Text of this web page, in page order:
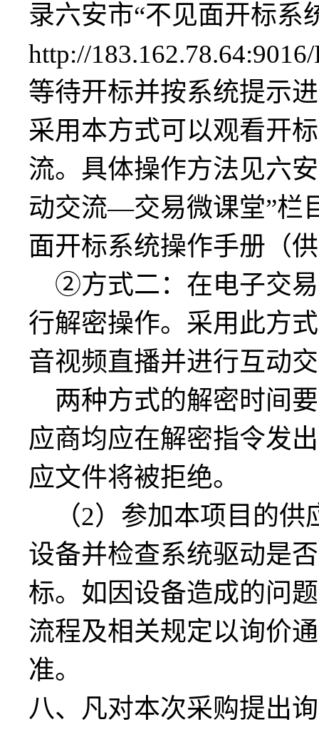
录六安市“不见面开标系
http://
等待开标并按系统提示
采用本方式可以观看开
流。具体操作方法见六
动交流—交易微课堂”栏
面开标系统操作手册（
②方式二：在电子交
行解密操作。 采用此方
音视频直播并进行互动
两种方式的解密时间
应商均应在解密指令发
应文件将被拒绝。
（2） 参加本项目的供
设备并检查系统驱动是
标。 如因设备造成的问
流程及相关规定以询价
准。
八、凡对本次采购提出